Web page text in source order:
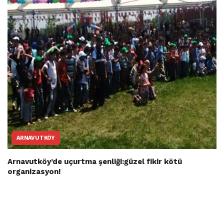
ARNAVUTKÖY
Arnavutköy’de uçurtma şenliği:güzel fikir kötü
organizasyon!